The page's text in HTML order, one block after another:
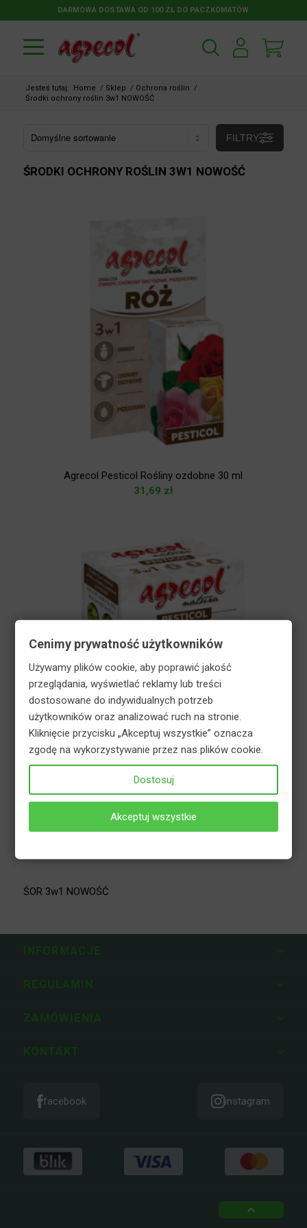
DARMOWA DOSTAWA OD 100 ZŁ DO PACZKOMATÓW
Jesteś tutaj: Home / Sklep / Ochrona roślin /
Środki ochrony roślin 3w1 NOWOŚĆ
ŚRODKI OCHRONY ROŚLIN 3W1 NOWOŚĆ
FILTRY
Agrecol Pesticol Rośliny ozdobne 30 ml
31,69 zł
Agrecol Pesticol środek na choroby grzybowe owoców i
16,92
zł
ŚOR 3w1 NOWOŚĆ
facebook instagram
Cenimy prywatność użytkowników
Używamy plików cookie, aby poprawić jakość
przeglądania, wyświetlać reklamy lub treści
dostosowane do indywidualnych potrzeb
użytkowników oraz analizować ruch na stronie.
Kliknięcie przycisku „Akceptuj wszystkie” oznacza
zgodę na wykorzystywanie przez nas plików cookie.
Dostosuj
Akceptuj wszystkie